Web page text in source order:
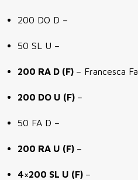
200 DO D –
50 SL U –
200 RA D (F) – Francesca
200 DO U (F) –
50 FA D –
200 RA U (F) –
4×200 SL U (F) –